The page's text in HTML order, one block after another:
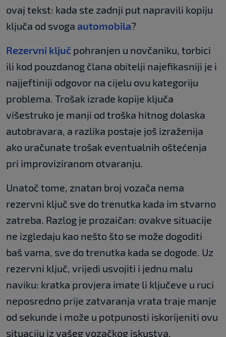
ovaj tekst: kada ste zadnji put napravili kopiju
ključa od svoga automobila?
Rezervni ključ pohranjen u novčaniku, torbici
ili kod pouzdanog člana obitelji najefikasniji je i
najjeftiniji odgovor na cijelu ovu kategoriju
problema. Trošak izrade kopije ključa
višestruko je manji od troška hitnog dolaska
autobravara, a razlika postaje još izraženija
ako uračunate trošak eventualnih oštećenja
pri improviziranom otvaranju.
Unatoč tome, znatan broj vozača nema
rezervni ključ sve do trenutka kada im stvarno
zatreba. Razlog je prozaičan: ovakve situacije
ne izgledaju kao nešto što se može dogoditi
baš vama, sve do trenutka kada se dogode. Uz
rezervni ključ, vrijedi usvojiti i jednu malu
naviku: kratka provjera imate li ključeve u ruci
neposredno prije zatvaranja vrata traje manje
od sekunde i može u potpunosti iskorijeniti ovu
situaciju iz vašeg vozačkog iskustva.